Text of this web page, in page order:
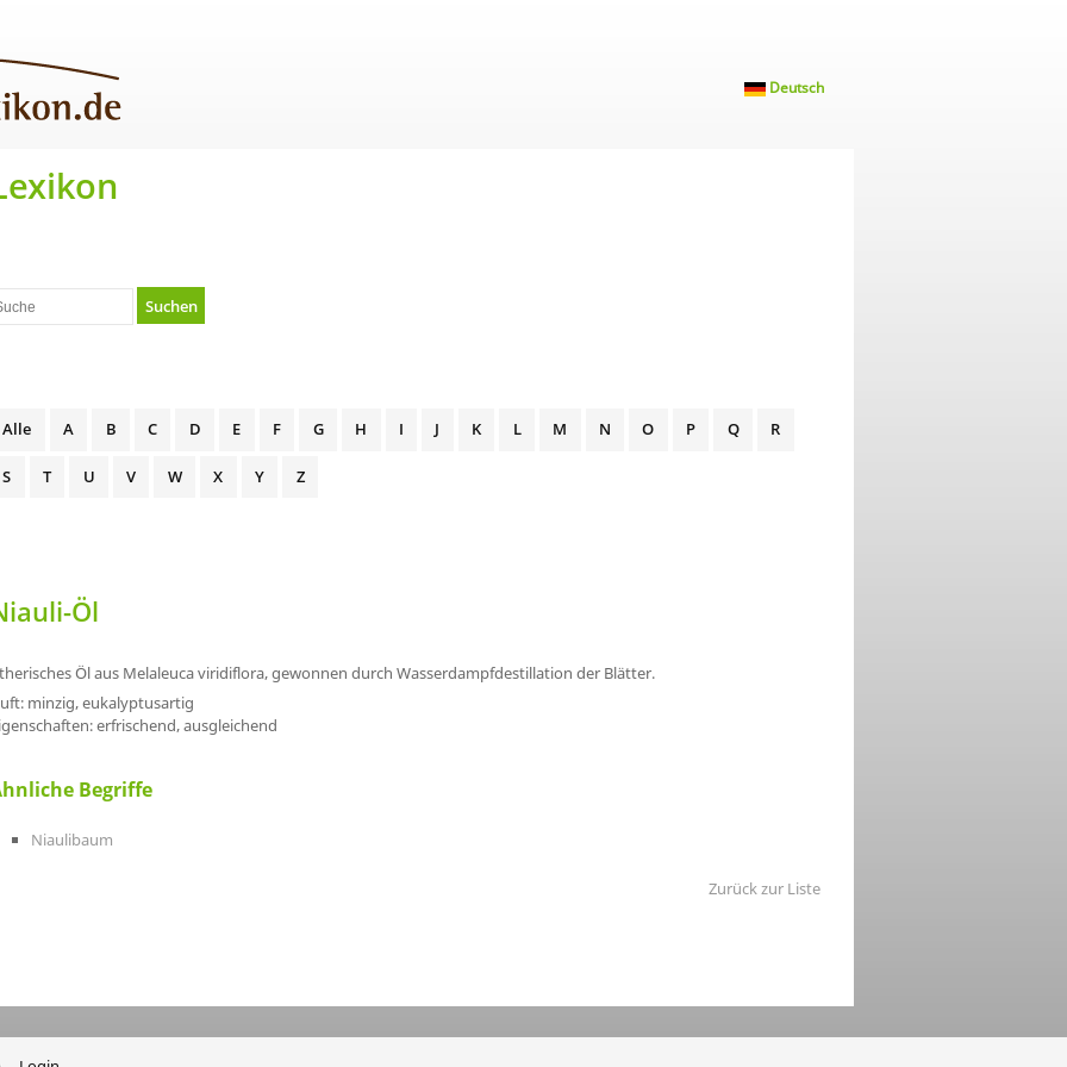
Deutsch
Suchen
Alle A B C D E F G H I J K L M N O P Q R
S T U V W X Y Z
Öl
Öl aus Melaleuca viridiflora, gewonnen durch Wasserdampfdestillation der Blätter.
minzig, eukalyptusartig
erfrischend, ausgleichend
Begriffe
Niaulibaum
Zurück zur Liste